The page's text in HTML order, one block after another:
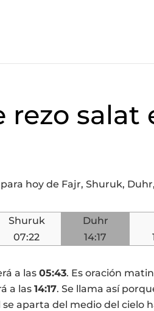
rezo salat
hoy de Fajr, Shuruk,
Shuruk
07:22
Duhr
14:17
a las05:43. Es oración
a las14:17. Se llama así
aparta del medio del cielo